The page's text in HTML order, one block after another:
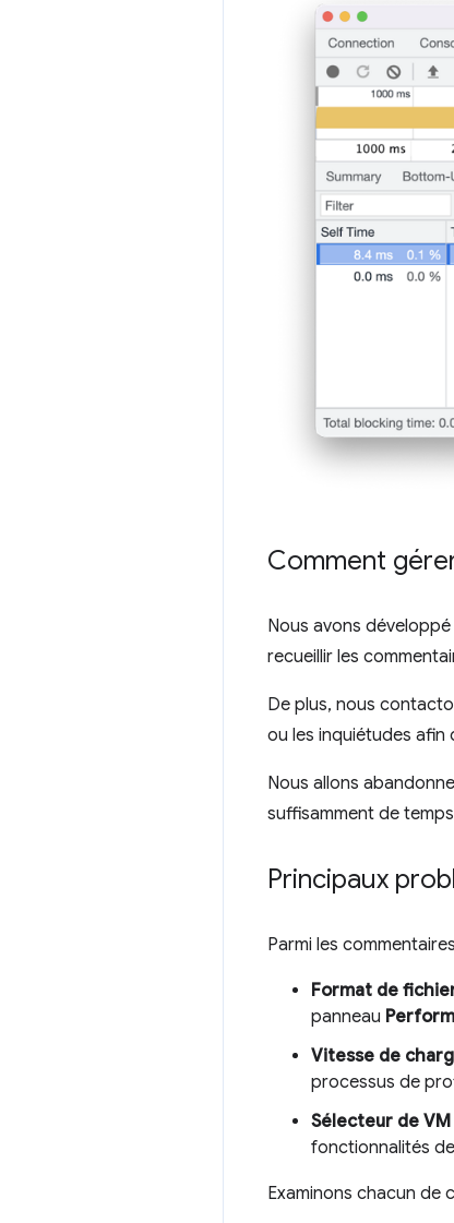
Comment
Nous avons
recueillir les
De plus, nous
ou les inquiétudes afin
Nous allons
suffisamment de
Principaux
Parmi les
Format de
panneau
Vitesse de
processus de
Sélecteur de
fonctionnalités
Examinons chacun de